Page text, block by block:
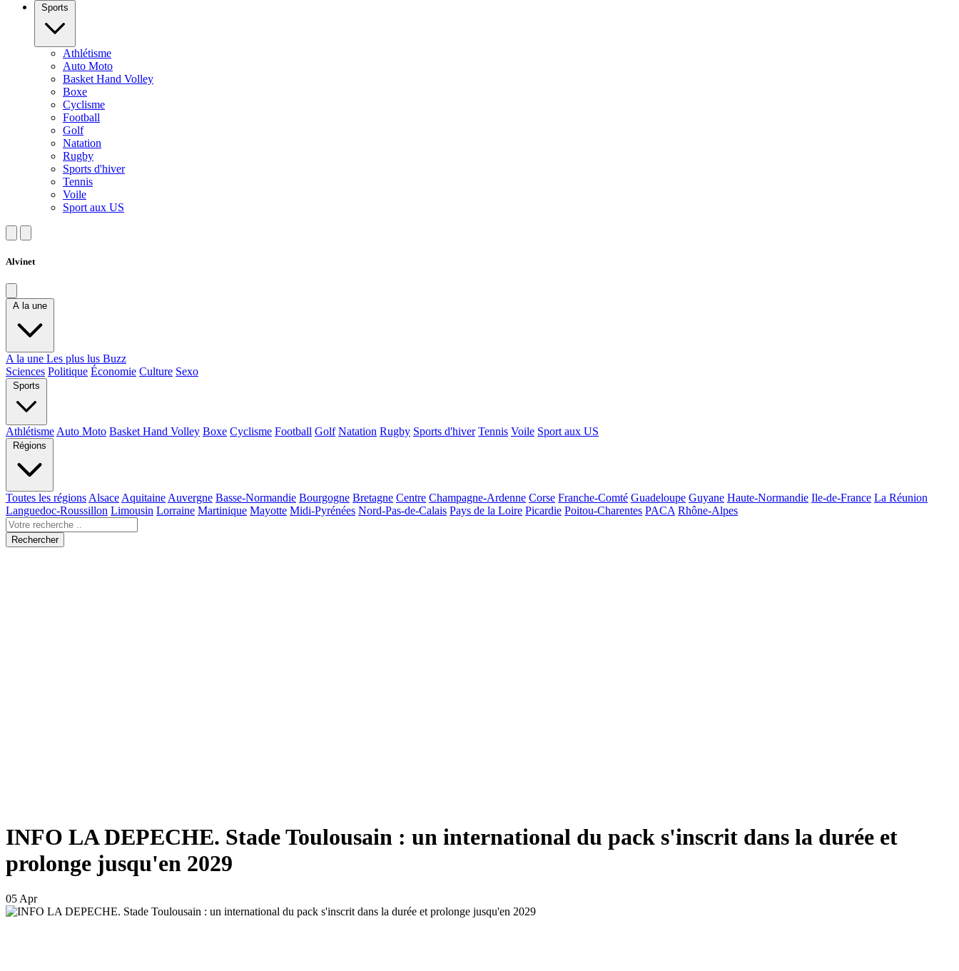
Sports
Athlétisme
Auto Moto
Basket Hand Volley
Boxe
Cyclisme
Football
Golf
Natation
Rugby
Sports d'hiver
Tennis
Voile
Sport aux US
Alvinet
A la une
A la une Les plus lus Buzz
Sciences Politique Économie Culture Sexo
Sports
Athlétisme Auto Moto Basket Hand Volley Boxe Cyclisme Football Golf Natation Rugby Sports d'hiver Tennis Voile Sport aux US
Régions
Toutes les régions Alsace Aquitaine Auvergne Basse-Normandie Bourgogne Bretagne Centre Champagne-Ardenne Corse Franche-Comté Guadeloupe Guyane Haute-Normandie Ile-de-France La Réunion
Languedoc-Roussillon Limousin Lorraine Martinique Mayotte Midi-Pyrénées Nord-Pas-de-Calais Pays de la Loire Picardie Poitou-Charentes PACA Rhône-Alpes
Rechercher
INFO LA DEPECHE. Stade Toulousain : un international du pack s'inscrit dans la durée et
prolonge jusqu'en 2029
05 Apr